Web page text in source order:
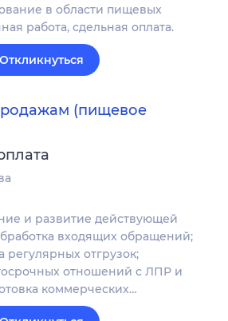
в области пищевых
работа, сдельная оплата.
Откликнуться
(пищевое
и развитие действующей
входящих обращений;
отгрузок;
отношений с ЛПР и
коммерческих…